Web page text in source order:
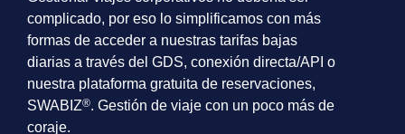
complicado, por eso lo simplificamos con más
formas de acceder a nuestras tarifas bajas
diarias a través del GDS, conexión directa/API o
nuestra plataforma gratuita de reservaciones,
SWABIZ®. Gestión de viaje con un poco más de
coraje.